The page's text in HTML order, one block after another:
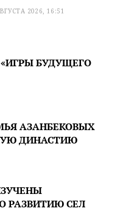
2026, 16:51
БУДУЩЕГО
АЗАНБЕКОВЫХ
ДИНАСТИЮ
РАЗВИТИЮ СЕЛ